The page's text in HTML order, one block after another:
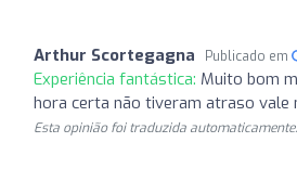
Arthur Scortegagna Publicado em
Experiência fantástica: Muito bom
hora certa não tiveram atraso vale
Esta opinião foi traduzida